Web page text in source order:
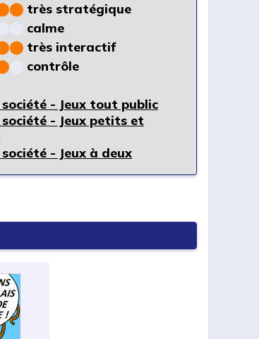
⬤ très stratégique
calme
⬤ très interactif
contrôle
société - Jeux tout public
société - Jeux petits et
société - Jeux à deux